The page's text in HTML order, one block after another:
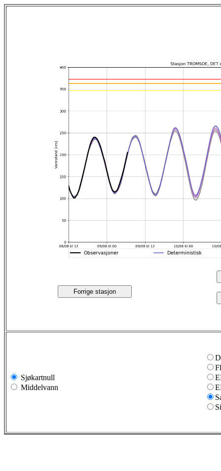
Forrige stasjon
Sjøkartnull
Middelvann